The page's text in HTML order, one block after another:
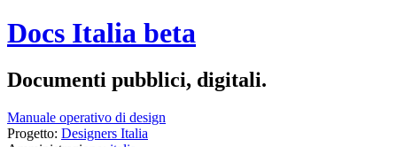
Docs Italia beta
Documenti pubblici, digitali.
Manuale operativo di design
Progetto: Designers Italia